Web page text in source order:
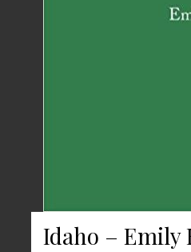
Idaho – Emily